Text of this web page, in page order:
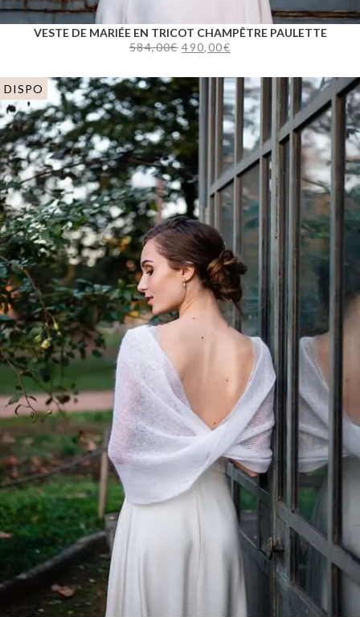
VESTE DE MARIÉE EN TRICOT CHAMPÊTRE PAULETTE
584,00€ 490,00€
DISPO